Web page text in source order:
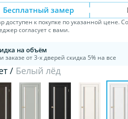
Бесплатный замер
доступен к покупке по указанной цене.
согласует с вами.
на объём
заказе от 3-х дверей скидка 5% на все
/ Белый лёд